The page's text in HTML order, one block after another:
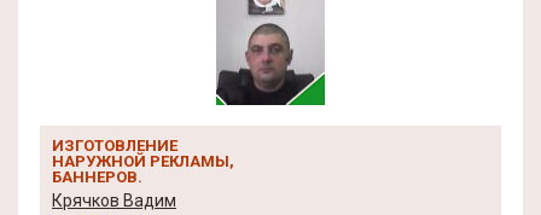
ИЗГОТОВЛЕНИЕ
НАРУЖНОЙ РЕКЛАМЫ,
БАННЕРОВ.
Крячков Вадим